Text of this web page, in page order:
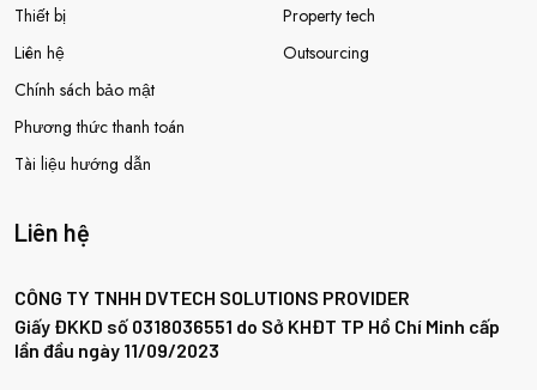
Thiết bị
Liên hệ
Chính sách bảo mật
Phương thức thanh toán
Tài liệu hướng dẫn
Property tech
Outsourcing
Liên hệ
CÔNG TY TNHH DVTECH SOLUTIONS PROVIDER
Giấy ĐKKD số 0318036551 do Sở KHĐT TP Hồ Chí Minh cấp
lần đầu ngày 11/09/2023